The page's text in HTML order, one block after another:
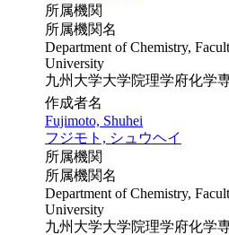
所属機関
所属機関名
Department of Chemistry,
University
九州大学大学院理学府化学
作成者名
Fujimoto, Shuhei
フジモト, シュウヘイ
所属機関
所属機関名
Department of Chemistry,
University
九州大学大学院理学府化学